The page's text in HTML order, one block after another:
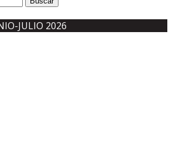
JULIO 2026